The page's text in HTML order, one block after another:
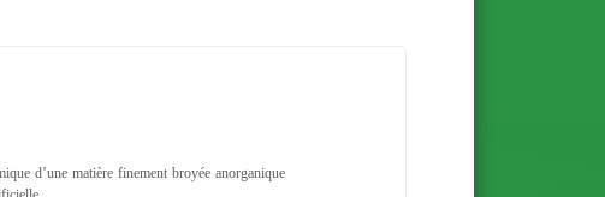
d’une matière finement broyée anorganique